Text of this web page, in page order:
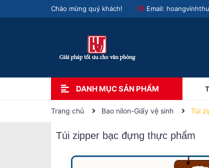
Chào mừng quý khách! Email:
DANH MỤC SẢN PHẨM
Trang chủ Bao nilon-Giấy vệ sinh Túi
Túi zipper bạc đựng thực phẩm